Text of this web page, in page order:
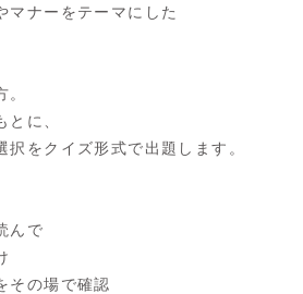
マナーをテーマにした
に、
をクイズ形式で出題します。
んで
その場で確認